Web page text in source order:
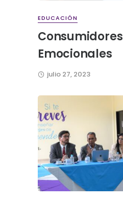
EDUCACIÓN
Consumidores
Emocionales
julio 27, 2023